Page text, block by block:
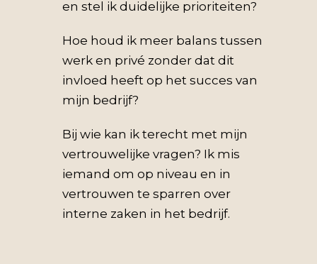
en stel ik duidelijke prioriteiten?
Hoe houd ik meer balans tussen
werk en privé zonder dat dit
invloed heeft op het succes van
mijn bedrijf?
Bij wie kan ik terecht met mijn
vertrouwelijke vragen? Ik mis
iemand om op niveau en in
vertrouwen te sparren over
interne zaken in het bedrijf.